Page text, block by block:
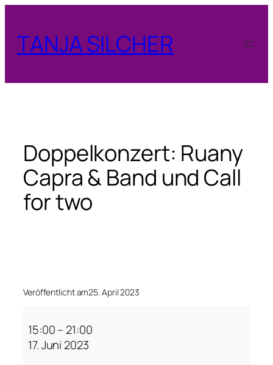
springen
TANJA SILCHER
Doppelkonzert: Ruany
Capra & Band und Call
for two
Veröffentlicht am25. April 2023
o
p
15:00– 21:00
17. Juni 2023